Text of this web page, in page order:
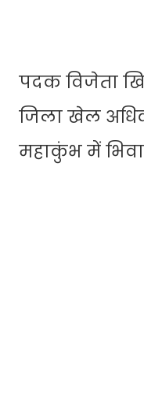
पदक विजेता
जिला खेल
महाकुंभ में